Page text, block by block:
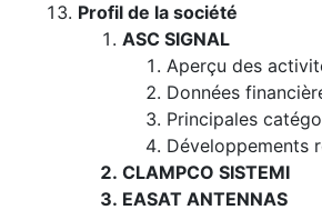
Profil de la société
ASC SIGNAL
Aperçu des
Données
Principales
Développements
CLAMPCO SISTEMI
EASAT ANTENNAS